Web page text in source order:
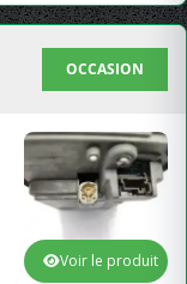
OCCASION
Voir le produit